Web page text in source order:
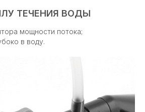
ТЕЧЕНИЯ ВОДЫ
мощности потока;
в воду.